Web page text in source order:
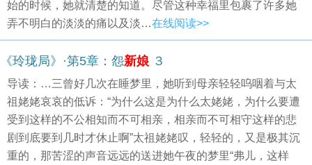
始的时候，她就清楚的知道。尽管这种幸福里包裹了许多她
弄不明白的淡淡的痛以及淡…在线阅读>>
《玲珑局》·第5章：怨新娘 ３
导读：…三曾好几次在睡梦里，她听到母亲轻轻呜咽着与太
祖姥姥哀哀的低诉：“为什么这是为什么太姥姥，为什么要遭
受到这样的不公相知而不可相亲，相亲而不可相守这样的悲
剧到底要到几时才休止啊”太祖姥姥叹，轻轻的，又是极其沉
重的，那苦涩的声音远远的送进她午夜的梦里“弗儿，这样